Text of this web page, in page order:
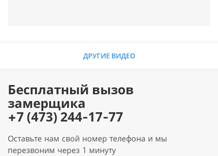
ДРУГИЕ ВИДЕО
Бесплатный вызов
замерщика
+7 (473) 244-17-77
Оставьте нам свой номер телефона и мы
перезвоним через 1 минуту